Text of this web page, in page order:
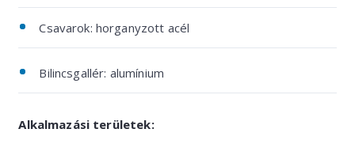
Csavarok: horganyzott acél
Bilincsgallér: alumínium
Alkalmazási területek: